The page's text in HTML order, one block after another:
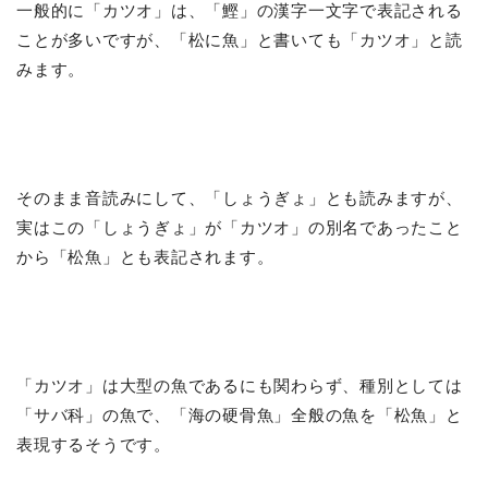
一般的に「カツオ」は、「鰹」の漢字一文字で表記される
ことが多いですが、「松に魚」と書いても「カツオ」と読
みます。
そのまま音読みにして、「しょうぎょ」とも読みますが、
実はこの「しょうぎょ」が「カツオ」の別名であったこと
から「松魚」とも表記されます。
「カツオ」は大型の魚であるにも関わらず、種別としては
「サバ科」の魚で、「海の硬骨魚」全般の魚を「松魚」と
表現するそうです。